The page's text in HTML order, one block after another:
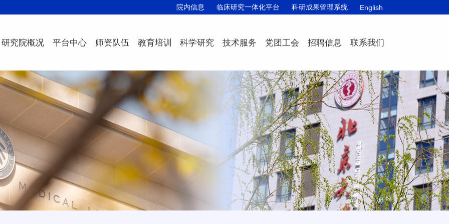
院内信息 临床研究一体化平台 科研成果管理系统 English
研究院概况 平台中心 师资队伍 教育培训 科学研究 技术服务 党团工会 招聘信息 联系我们